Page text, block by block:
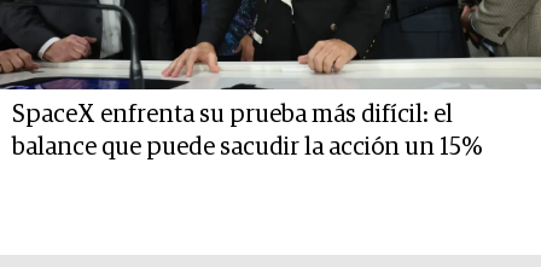
SpaceX enfrenta su prueba más difícil: el
balance que puede sacudir la acción un 15%